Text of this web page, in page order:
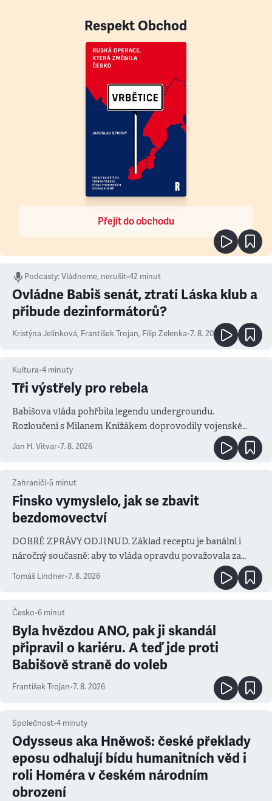
Respekt Obchod
Přejít do obchodu
Podcasty:Vládneme, nerušit•42 minut
Ovládne Babiš senát, ztratí Láska klub a
přibude dezinformátorů?
Kristýna Jelínková, František Trojan, Filip Zelenka•7. 8. 2026
Kultura•4 minuty
Tři výstřely pro rebela
Babišova vláda pohřbila legendu undergroundu.
Rozloučení s Milanem Knížákem doprovodily vojenské
salvy i kritika pokrokářů
Jan H. Vitvar•7. 8. 2026
Zahraničí•5 minut
Finsko vymyslelo, jak se zbavit
bezdomovectví
DOBRÉ ZPRÁVY ODJINUD. Základ receptu je banální i
náročný současně: aby to vláda opravdu považovala za
prioritu
Tomáš Lindner•7. 8. 2026
Česko•6 minut
Byla hvězdou ANO, pak ji skandál
připravil o kariéru. A teď jde proti
Babišově straně do voleb
František Trojan•7. 8. 2026
Společnost•4 minuty
Odysseus aka Hněwoš: české překlady
eposu odhalují bídu humanitních věd i
roli Homéra v českém národním
obrození